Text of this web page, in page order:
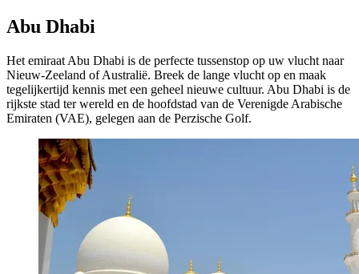
Abu Dhabi
Het emiraat Abu Dhabi is de perfecte tussenstop op uw vlucht naar
Nieuw-Zeeland of Australië. Breek de lange vlucht op en maak
tegelijkertijd kennis met een geheel nieuwe cultuur. Abu Dhabi is de
rijkste stad ter wereld en de hoofdstad van de Verenigde Arabische
Emiraten (VAE), gelegen aan de Perzische Golf.